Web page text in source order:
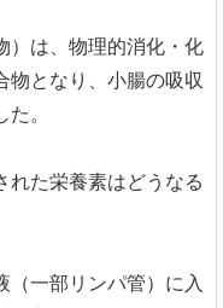
）は、物理的消化・化
物となり、小腸の吸収
。
れた栄養素はどうなる
（一部リンパ管）に入